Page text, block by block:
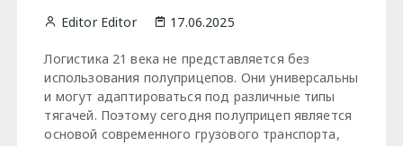
Editor Editor 17.06.2025
Логистика 21 века не представляется без
использования полуприцепов. Они универсальны
и могут адаптироваться под различные типы
тягачей. Поэтому сегодня полуприцеп является
основой современного грузового транспорта,